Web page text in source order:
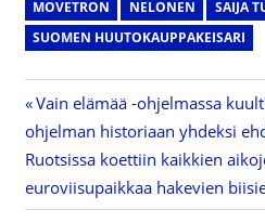
MOVETRON
NELONEN
SAIJA
SUOMEN HUUTOKAUPPAKEISARI
Artikkelien
selaus
Previous
Post:
Vain elämää -ohjelmassa
ohjelman historiaan yhdeksi
Next
Post:
Ruotsissa koettiin kaikkien
euroviisupaikkaa hakevien